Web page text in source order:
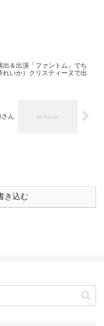
出＆出演「ファントム」でち
れいか）クリスティーヌで出
ん
き込む